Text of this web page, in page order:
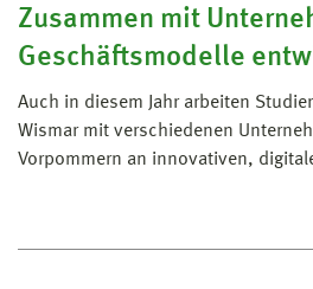
Zusammen mit
Geschäftsmodelle
Auch in diesem Jahr arbeiten
Wismar mit verschiedenen
Vorpommern an innovativen,